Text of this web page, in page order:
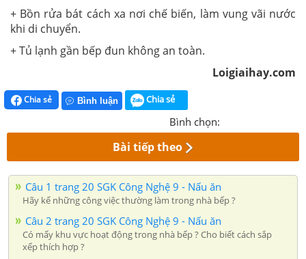
+ Bồn rửa bát cách xa nơi chế biến, làm vung vãi nước
khi di chuyển.
+ Tủ lạnh gần bếp đun không an toàn.
Loigiaihay.com
Chia sẻ Bình luận Chia sẻ
Bình chọn:
Bài tiếp theo
Câu 1 trang 20 SGK Công Nghệ 9 - Nấu ăn
Hãy kể những công việc thường làm trong nhà bếp ?
Câu 2 trang 20 SGK Công Nghệ 9 - Nấu ăn
Có mấy khu vực hoạt động trong nhà bếp ? Cho biết cách sắp
xếp thích hợp ?